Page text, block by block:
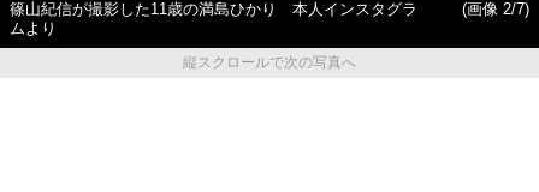
篠山紀信が撮影した11歳の満島ひかり 本人インスタグラ
ムより
(画像 2/7)
縦スクロールで次の写真へ